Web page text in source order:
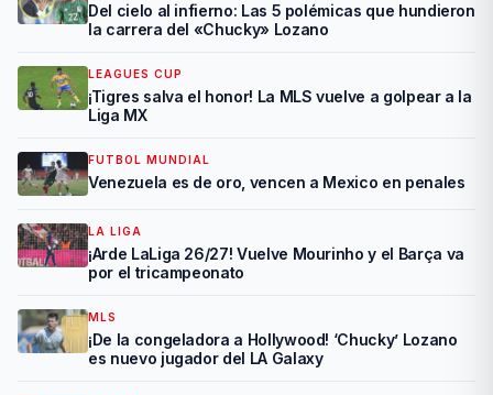
Del cielo al infierno: Las 5 polémicas que hundieron
la carrera del «Chucky» Lozano
LEAGUES CUP
¡Tigres salva el honor! La MLS vuelve a golpear a la
Liga MX
FUTBOL MUNDIAL
Venezuela es de oro, vencen a Mexico en penales
LA LIGA
¡Arde LaLiga 26/27! Vuelve Mourinho y el Barça va
por el tricampeonato
MLS
¡De la congeladora a Hollywood! ‘Chucky’ Lozano
es nuevo jugador del LA Galaxy